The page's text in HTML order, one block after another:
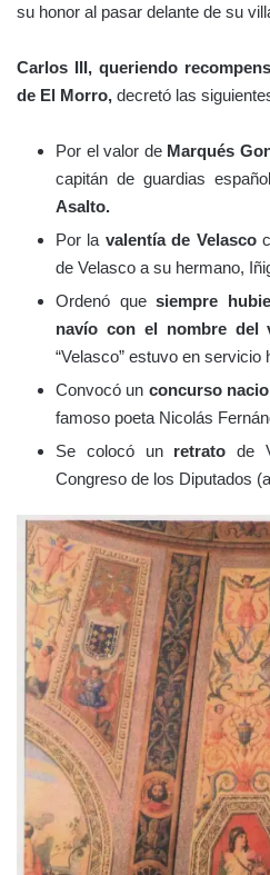
su honor al pasar delante de su
Carlos III, queriendo
de El Morro, decretó las
Por el valor de Marqués
capitán de guardias
Asalto.
Por la valentía de Velasco
de Velasco a su hermano,
Ordenó quesiempre
navío con el nombre del
“Velasco” estuvo en servicio
Convocó un concurso
famoso poeta Nicolás
Se colocó un retrato de
Congreso de los Diputados